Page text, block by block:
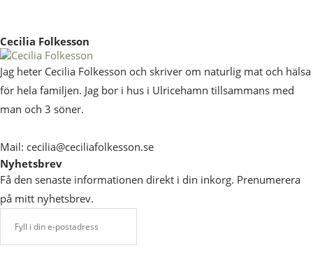
Cecilia Folkesson
Jag heter Cecilia Folkesson och skriver om naturlig mat och hälsa
för hela familjen. Jag bor i hus i Ulricehamn tillsammans med
man och 3 söner.
Mail: cecilia@ceciliafolkesson.se
Nyhetsbrev
Få den senaste informationen direkt i din inkorg. Prenumerera
på mitt nyhetsbrev.